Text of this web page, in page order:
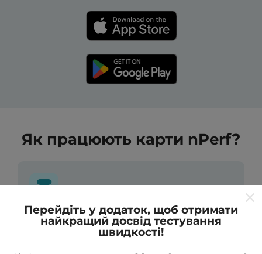
Як працюють карти nPerf?
Звідки беруться дані?
Перейдіть у додаток, щоб отримати
найкращий досвід тестування
швидкості!